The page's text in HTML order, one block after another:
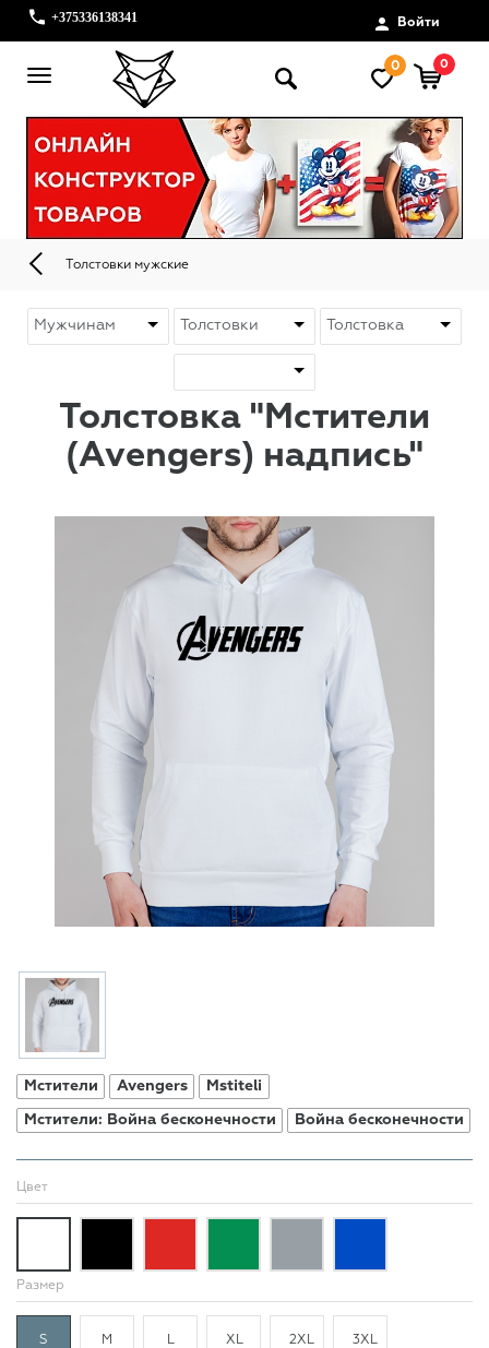
+375336138341 Войти
0 0
Толстовки мужские
Толстовка "Мстители
(Avengers) надпись"
Мстители Avengers Mstiteli
Мстители: Война бесконечности Война бесконечности
Цвет
Размер
S M L XL 2XL 3XL